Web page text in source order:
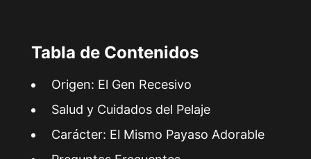
Tabla de Contenidos
Origen: El Gen Recesivo
Salud y Cuidados del Pelaje
Carácter: El Mismo Payaso Adorable